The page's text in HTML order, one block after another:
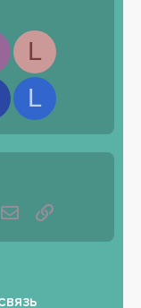
L
L
Электронная почта